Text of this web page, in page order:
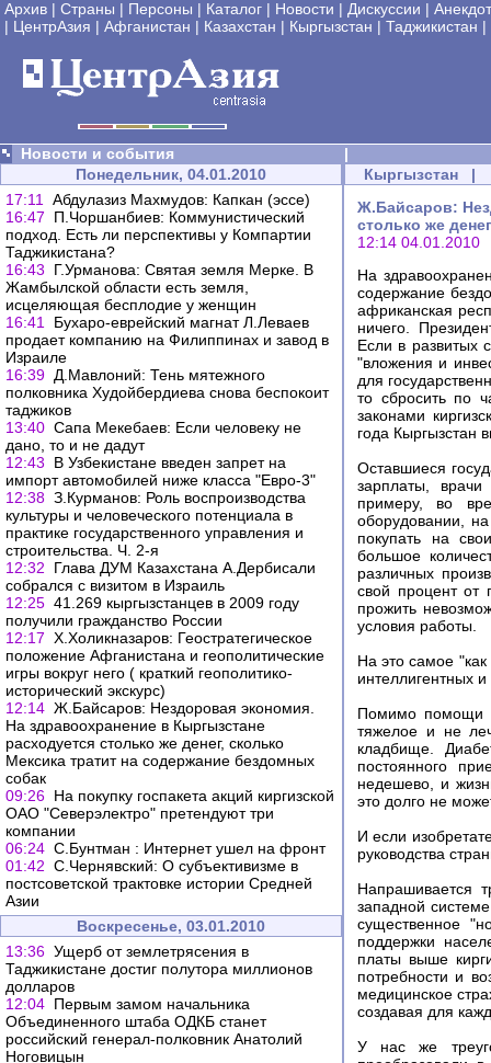
Архив | Страны | Персоны | Каталог | Новости | Дискуссии |
| ЦентрАзия | Афганистан | Казахстан | Кыргызстан | Таджикистан |
Новости и события
|
Понедельник, 04.01.2010
17:11
Абдулазиз Махмудов: Капкан (эссе)
16:47
П.Чоршанбиев: Коммунистический
подход. Есть ли перспективы у Компартии
Таджикистана?
16:43
Г.Урманова: Святая земля Мерке. В
Жамбылской области есть земля,
исцеляющая бесплодие у женщин
16:41
Бухаро-еврейский магнат Л.Леваев
продает компанию на Филиппинах и завод в
Израиле
16:39 Д.Мавлоний: Тень мятежного
полковника Худойбердиева снова беспокоит
таджиков
13:40 Cапа Мекебаев: Если человеку не
дано, то и не дадут
12:43
В Узбекистане введен запрет на
импорт автомобилей ниже класса "Евро-3"
12:38 З.Курманов: Роль воспроизводства
культуры и человеческого потенциала в
практике государственного управления и
строительства. Ч. 2-я
12:32
Глава ДУМ Казахстана А.Дербисали
собрался с визитом в Израиль
12:25 41.269 кыргызстанцев в 2009 году
получили гражданство России
12:17 Х.Холикназаров: Геостратегическое
положение Афганистана и геополитические
игры вокруг него ( краткий геополитико-
исторический экскурс)
12:14 Ж.Байсаров: Нездоровая экономия.
На здравоохранение в Кыргызстане
расходуется столько же денег, сколько
Мексика тратит на содержание бездомных
собак
09:26 На покупку госпакета акций киргизской
ОАО "Северэлектро" претендуют три
компании
06:24 С.Бунтман : Интернет ушел на фронт
01:42 С.Чернявский: О субъективизме в
постсоветской трактовке истории Средней
Азии
Воскресенье, 03.01.2010
13:36 Ущерб от землетрясения в
Таджикистане достиг полутора миллионов
долларов
12:04 Первым замом начальника
Объединенного штаба ОДКБ станет
российский генерал-полковник Анатолий
Ноговицын
Кыргызстан |
Ж.Байсаров:
столько же
12:14 04.01.2010
На
содержание
африканская
ничего.
Если в развитых
"вложения и
для
то сбросить по
законами
года Кыргызстан
Оставшиеся
зарплаты, врачи
примеру, во
оборудовании,
покупать на
большое
различных
свой процент от
прожить
условия работы.
На это самое "как
интеллигентных
Помимо помощи
тяжелое и не
кладбище.
постоянного
недешево, и
это долго не
И если
руководства
Напрашивается
западной
существенное
поддержки
платы выше
потребности и
медицинское
создавая для
У нас же